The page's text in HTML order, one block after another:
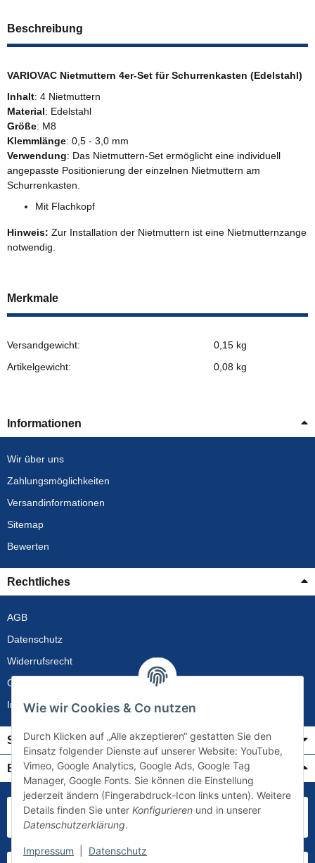
Beschreibung
VARIOVAC Nietmuttern 4er-Set für Schurrenkasten (Edelstahl)
Inhalt: 4 Nietmuttern
Material: Edelstahl
Größe: M8
Klemmlänge: 0,5 - 3,0 mm
Verwendung: Das Nietmuttern-Set ermöglicht eine individuell
angepasste Positionierung der einzelnen Nietmuttern am
Schurrenkasten.
Mit Flachkopf
Hinweis: Zur Installation der Nietmuttern ist eine Nietmutternzange
notwendig.
Merkmale
Versandgewicht:
0,15 kg
Artikelgewicht:
0,08 kg
Informationen
Wir über uns
Zahlungsmöglichkeiten
Versandinformationen
Sitemap
Bewerten
Rechtliches
AGB
Datenschutz
Widerrufsrecht
Gewährleistung
Impressum
Service
Bezahlung & Versand
Wie wir Cookies & Co nutzen
Durch Klicken auf „Alle akzeptieren“ gestatten Sie den
Einsatz folgender Dienste auf unserer Website: YouTube,
Vimeo, Google Analytics, Google Ads, Google Tag
Manager, Google Fonts. Sie können die Einstellung
jederzeit ändern (Fingerabdruck-Icon links unten). Weitere
Details finden Sie unter Konfigurieren und in unserer
Datenschutzerklärung.
Impressum Datenschutz